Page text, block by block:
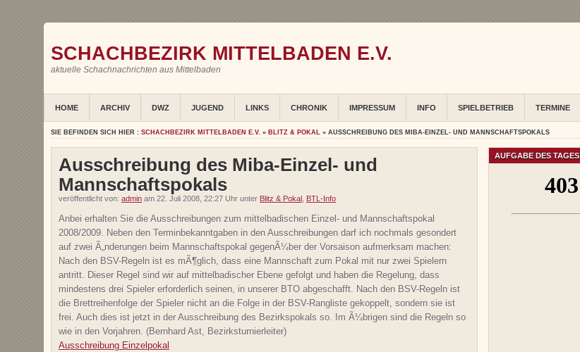
SCHACHBEZIRK MITTELBADEN E.V.
aktuelle Schachnachrichten aus Mittelbaden
HOME ARCHIV DWZ JUGEND LINKS CHRONIK IMPRESSUM INFO SPIELBETRIEB TERMINE
SIE BEFINDEN SICH HIER : SCHACHBEZIRK MITTELBADEN E.V. » BLITZ & POKAL » AUSSCHREIBUNG DES MIBA-EINZEL- UND MANNSCHAFTSPOKALS
Ausschreibung des Miba-Einzel- und
Mannschaftspokals
veröffentlicht von: admin am 22. Juli 2008, 22:27 Uhr unter Blitz & Pokal , BTL-Info
Anbei erhalten Sie die Ausschreibungen zum mittelbadischen Einzel- und Mannschaftspokal
2008/2009. Neben den Terminbekanntgaben in den Ausschreibungen darf ich nochmals gesondert
auf zwei Ã„nderungen beim Mannschaftspokal gegenÃ¼ber der Vorsaison aufmerksam machen:
Nach den BSV-Regeln ist es mÃ¶glich, dass eine Mannschaft zum Pokal mit nur zwei Spielern
antritt. Dieser Regel sind wir auf mittelbadischer Ebene gefolgt und haben die Regelung, dass
mindestens drei Spieler erforderlich seinen, in unserer BTO abgeschafft. Nach den BSV-Regeln ist
die Brettreihenfolge der Spieler nicht an die Folge in der BSV-Rangliste gekoppelt, sondern sie ist
frei. Auch dies ist jetzt in der Ausschreibung des Bezirkspokals so. Im Ã¼brigen sind die Regeln so
wie in den Vorjahren. (Bernhard Ast, Bezirksturnierleiter)
Ausschreibung Einzelpokal
AUFGABE DES TAGES